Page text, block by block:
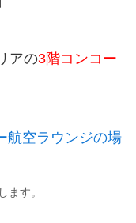
アの3階コンコー
ます。